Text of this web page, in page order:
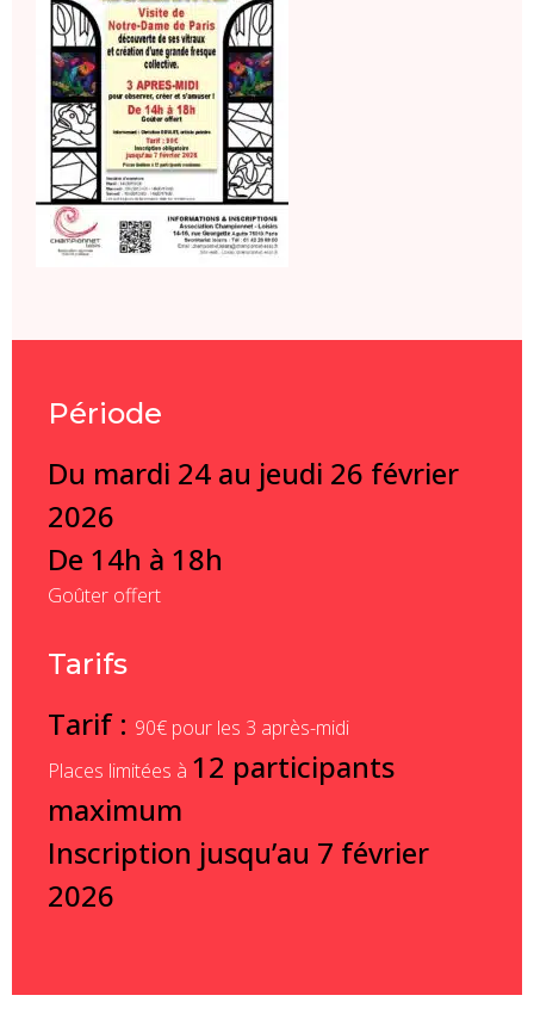
Période
Du mardi 24 au jeudi 26 février
2026
De 14h à 18h
Goûter offert
Tarifs
Tarif : 90€ pour les 3 après-midi
Places limitées à 12 participants
maximum
Inscription jusqu’au 7 février
2026